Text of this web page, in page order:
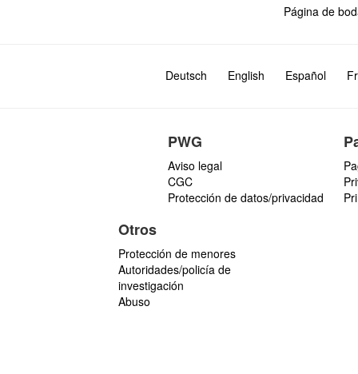
Página de
Deutsch English Español
PWG
Aviso legal
CGC
Protección de datos/privacidad
Otros
Protección de menores
Autoridades/policía de
investigación
Abuso